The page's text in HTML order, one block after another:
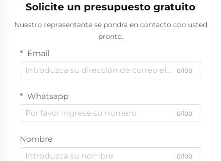
Solicite un presupuesto gratuito
Nuestro representante se pondrá en contacto con usted
pronto.
Email
0/100
Whatsapp
0/100
Nombre
0/100